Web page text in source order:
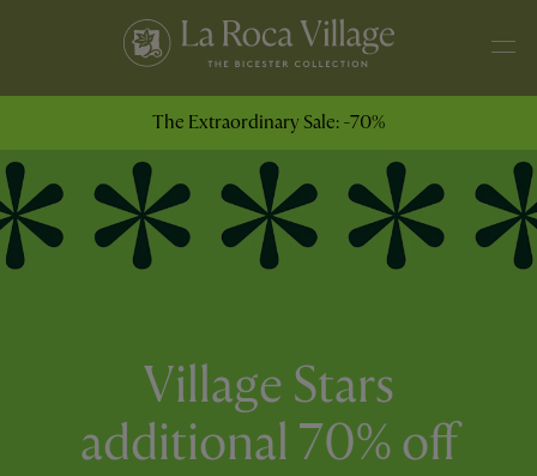
The Extraordinary Sale: -70%
Village Stars
additional 70% off